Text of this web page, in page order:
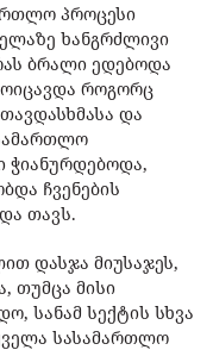
პროცესი
ხანგრძლივი
ბრალი ედებოდა
როგორც
და
ჭიანურდებოდა,
ჩვენების
თავს.
დასჯა მიუსაჯეს,
თუმცა მისი
სანამ სექტის სხვა
სასამართლო